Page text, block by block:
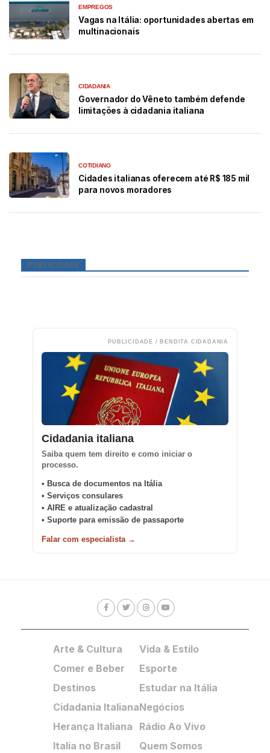
EMPREGOS
Vagas na Itália: oportunidades abertas em
multinacionais
CIDADANIA
Governador do Vêneto também defende
limitações à cidadania italiana
COTIDIANO
Cidades italianas oferecem até R$ 185 mil
para novos moradores
PUBLICIDADE
PUBLICIDADE / BENDITA CIDADANIA
Cidadania italiana
Saiba quem tem direito e como iniciar o
processo.
• Busca de documentos na Itália
• Serviços consulares
• AIRE e atualização cadastral
• Suporte para emissão de passaporte
Falar com especialista →
Arte & Cultura
Comer e Beber
Destinos
Cidadania Italiana
Herança Italiana
Italia no Brasil
Vida & Estilo
Esporte
Estudar na Itália
Negócios
Rádio Ao Vivo
Quem Somos